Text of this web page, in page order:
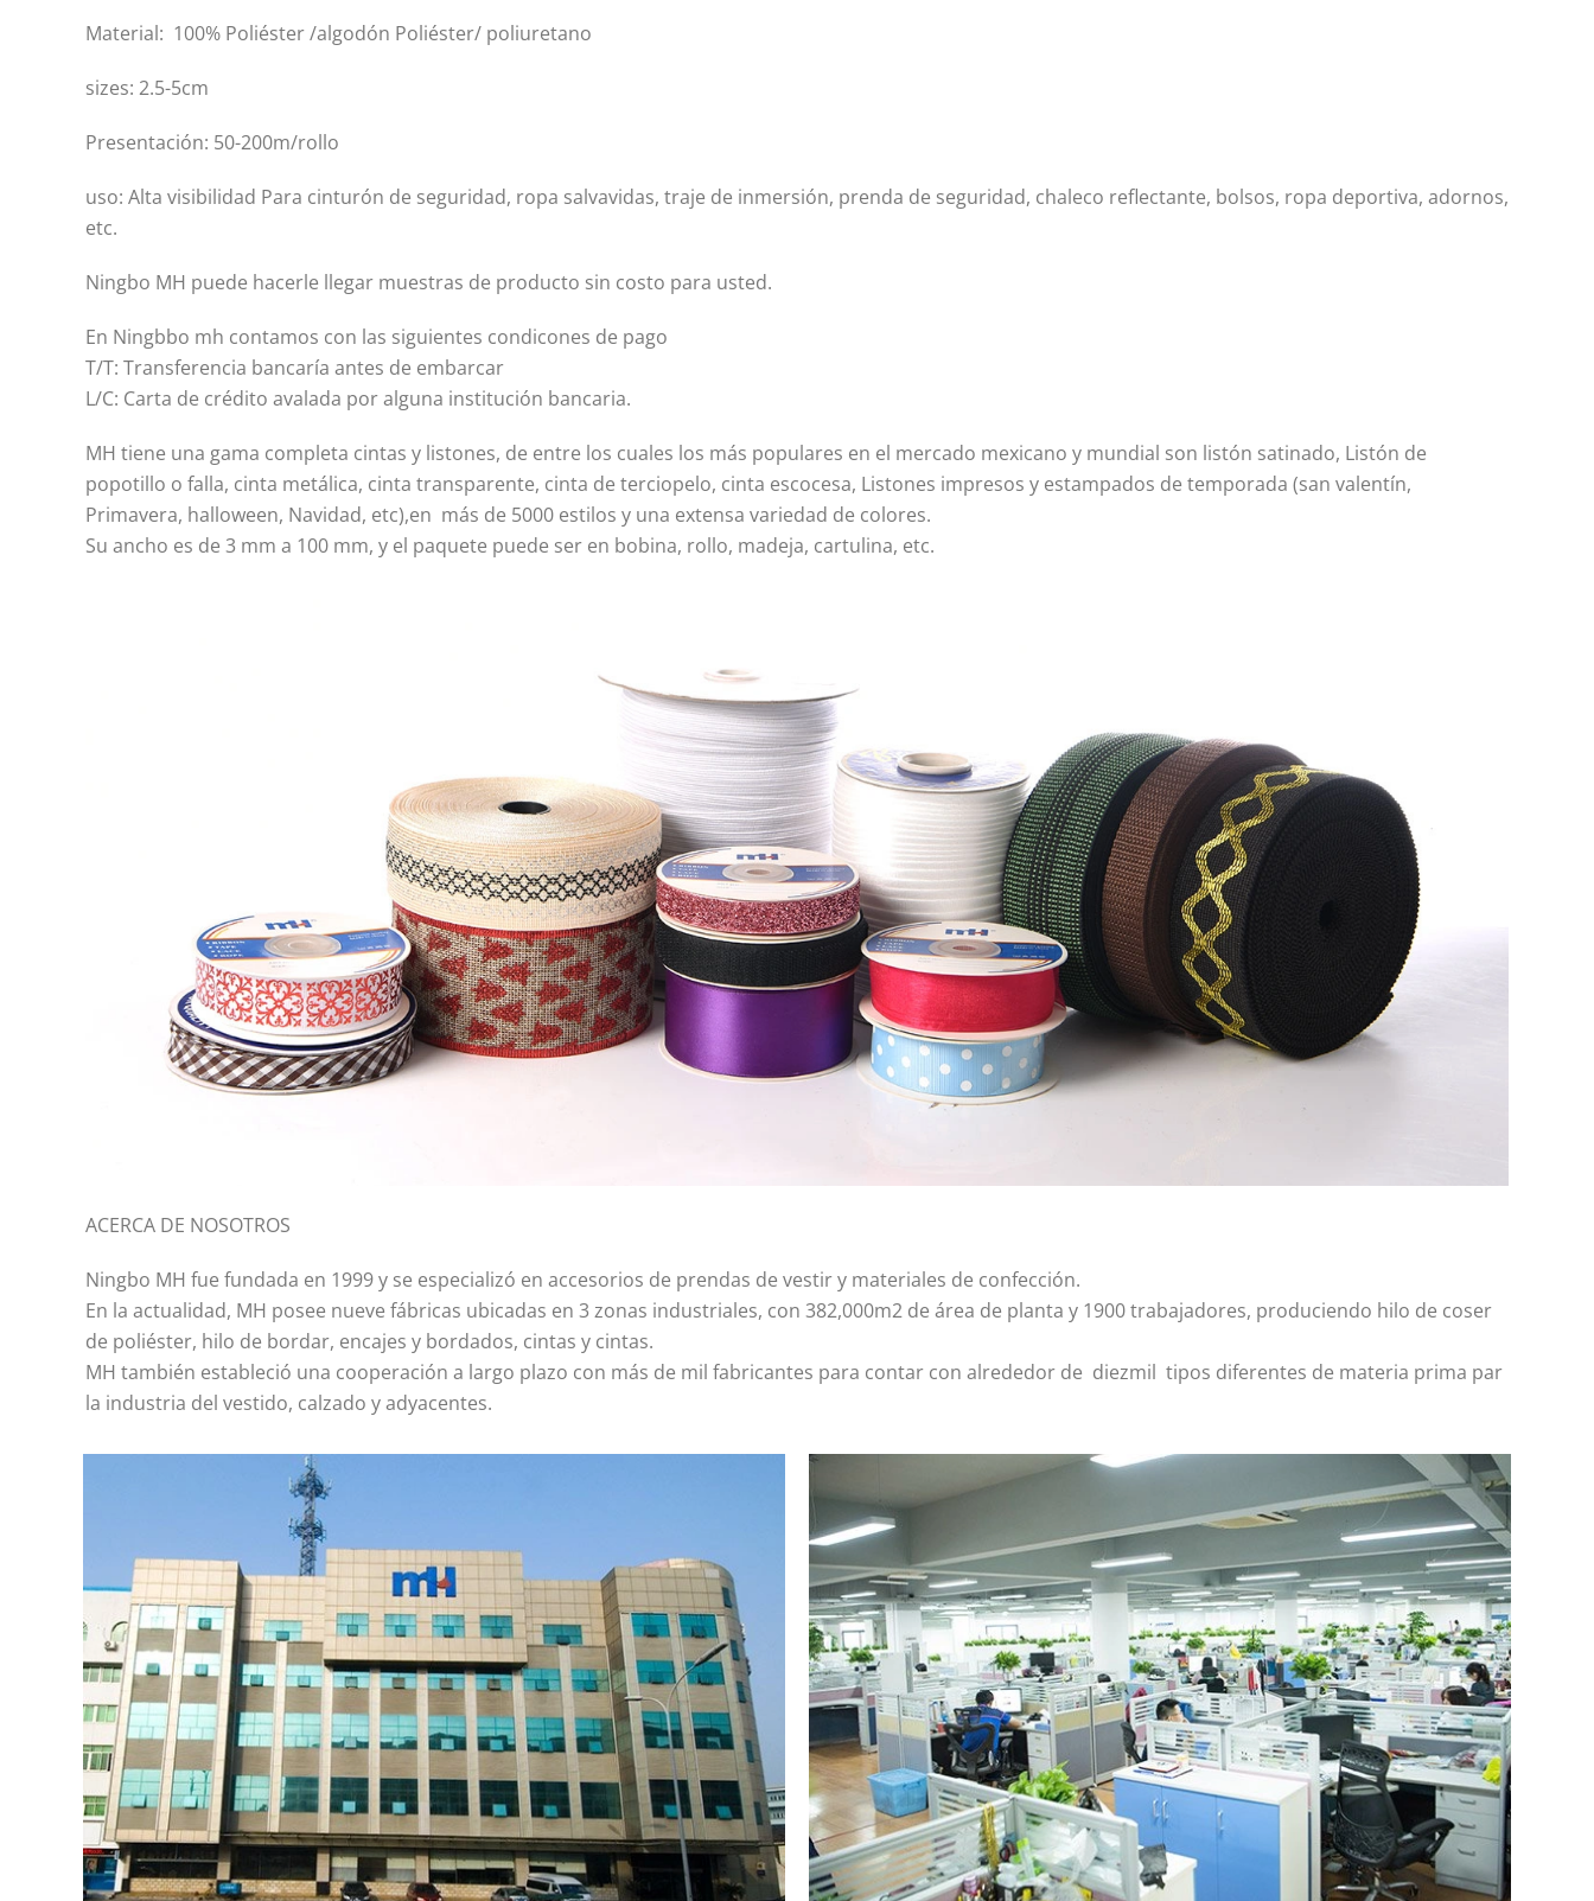
Material: 100% Poliéster /algodón Poliéster/ poliuretano
sizes: 2.5-5cm
Presentación: 50-200m/rollo
uso: Alta visibilidad Para cinturón de seguridad, ropa salvavidas, traje de inmersión, prenda de seguridad, chaleco reflectante, bolsos, ropa deportiva, adornos,
etc.
Ningbo MH puede hacerle llegar muestras de producto sin costo para usted.
En Ningbbo mh contamos con las siguientes condicones de pago
T/T: Transferencia bancaría antes de embarcar
L/C: Carta de crédito avalada por alguna institución bancaria.
MH tiene una gama completa cintas y listones, de entre los cuales los más populares en el mercado mexicano y mundial son listón satinado, Listón de
popotillo o falla, cinta metálica, cinta transparente, cinta de terciopelo, cinta escocesa, Listones impresos y estampados de temporada (san valentín,
Primavera, halloween, Navidad, etc),en más de 5000 estilos y una extensa variedad de colores.
Su ancho es de 3 mm a 100 mm, y el paquete puede ser en bobina, rollo, madeja, cartulina, etc.
ACERCA DE NOSOTROS
Ningbo MH fue fundada en 1999 y se especializó en accesorios de prendas de vestir y materiales de confección.
En la actualidad, MH posee nueve fábricas ubicadas en 3 zonas industriales, con 382,000m2 de área de planta y 1900 trabajadores, produciendo hilo de coser
de poliéster, hilo de bordar, encajes y bordados, cintas y cintas.
MH también estableció una cooperación a largo plazo con más de mil fabricantes para contar con alrededor de diezmil tipos diferentes de materia prima par
la industria del vestido, calzado y adyacentes.